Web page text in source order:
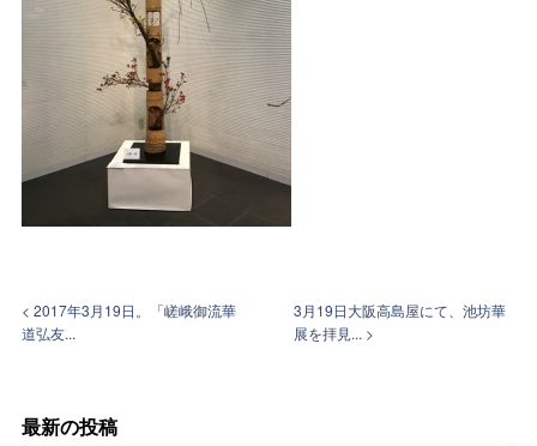
< 2017年3月19日。「嵯峨御流華
道弘友...
3月19日大阪高島屋にて、池坊華
展を拝見... >
最新の投稿